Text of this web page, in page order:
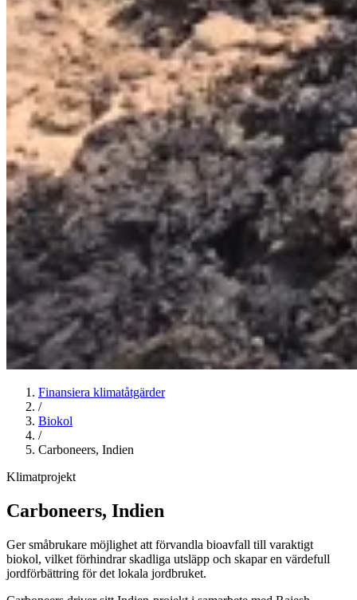
Finansiera klimatåtgärder
/
Biokol
/
Carboneers, Indien
Klimatprojekt
Carboneers, Indien
Ger småbrukare möjlighet att förvandla bioavfall till varaktigt
biokol, vilket förhindrar skadliga utsläpp och skapar en värdefull
jordförbättring för det lokala jordbruket.